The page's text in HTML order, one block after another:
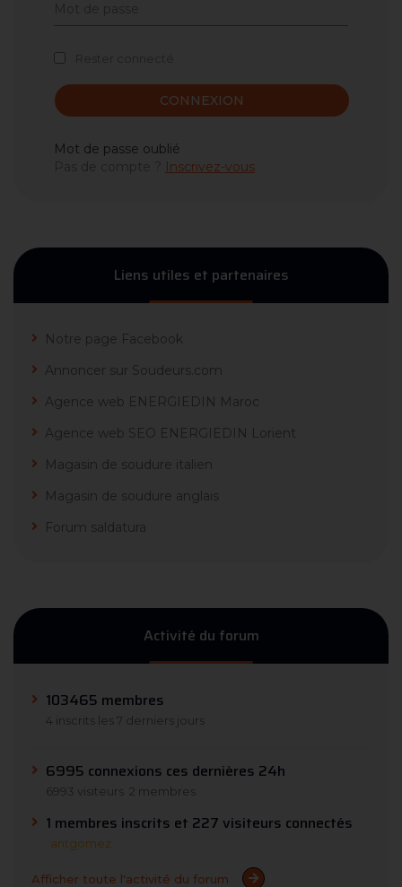
CONNEXION
Mot de passe oublié
Inscrivez-vous
Liens utiles et partenaires
Notre page Facebook
Annoncer sur Soudeurs.com
Agence web ENERGIEDIN Maroc
Agence web SEO ENERGIEDIN Lorient
Magasin de soudure italien
Magasin de soudure anglais
Forum saldatura
Activité du forum
103465 membres
4 inscrits les 7 derniers jours
6995 connexions ces dernières 24h
6993 visiteurs 2 membres
1 membres inscrits et 227 visiteurs connectés
antgomez
Afficher toute l'activité du forum